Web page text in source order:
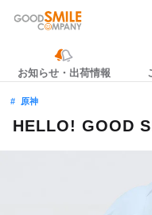
お知らせ・出荷情報
原神
HELLO! GOOD